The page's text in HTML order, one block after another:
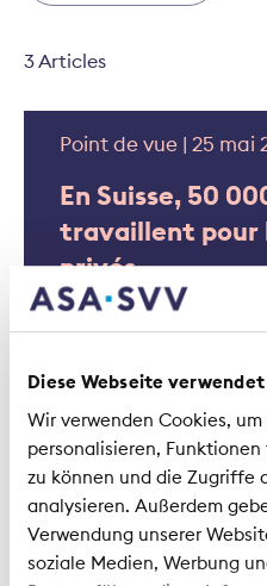
Diese Webseite
Wir verwenden Cookies,
personalisieren,
zu können und die Zugriffe
analysieren. Außerdem
Verwendung unserer
soziale Medien, Werbung
3 Articles
Point de vue | 25 mai
En Suisse, 50
travaillent pour
privés
Interview | 20 juin
Apprenti